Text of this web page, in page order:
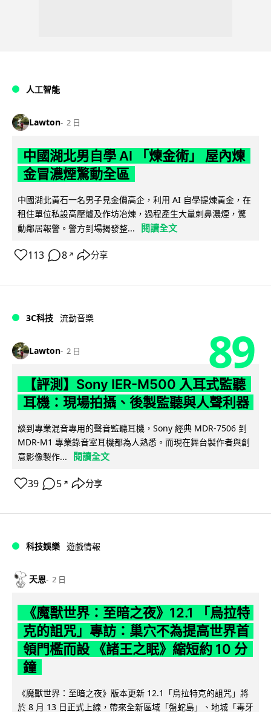
人工智能
Lawton 2 日
中國湖北男自學 AI 「煉金術」 屋內煉
金冒濃煙驚動全區
中國湖北黃石一名男子見金價高企，利用 AI 自學提煉黃金，在
租住單位私設高壓爐及作坊冶煉，過程產生大量刺鼻濃煙，驚
動鄰居報警。警方到場揭發整...
閱讀全文
113 8 ↗ 分享
3C科技 流動音樂
Lawton 2 日 89
【評測】Sony IER-M500 入耳式監聽
耳機：現場拍攝、後製監聽與人聲利器
談到專業混音專用的聲音監聽耳機，Sony 經典 MDR-7506 到
MDR-M1 專業錄音室耳機都為人熟悉。而現在舞台製作者與創
意影像製作...
閱讀全文
39 5 ↗ 分享
科技娛樂 遊戲情報
天恩 2 日
《魔獸世界：至暗之夜》12.1 「烏拉特
克的詛咒」專訪：巢穴不為提高世界首
領門檻而設 《諸王之眠》縮短約 10 分
鐘
《魔獸世界：至暗之夜》版本更新 12.1「烏拉特克的詛咒」將
於 8 月 13 日正式上線，帶來全新區域「盤蛇島」、地城「毒牙